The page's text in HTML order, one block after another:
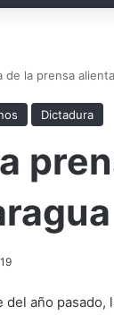
de la prensa
Dictadura
año pasado,